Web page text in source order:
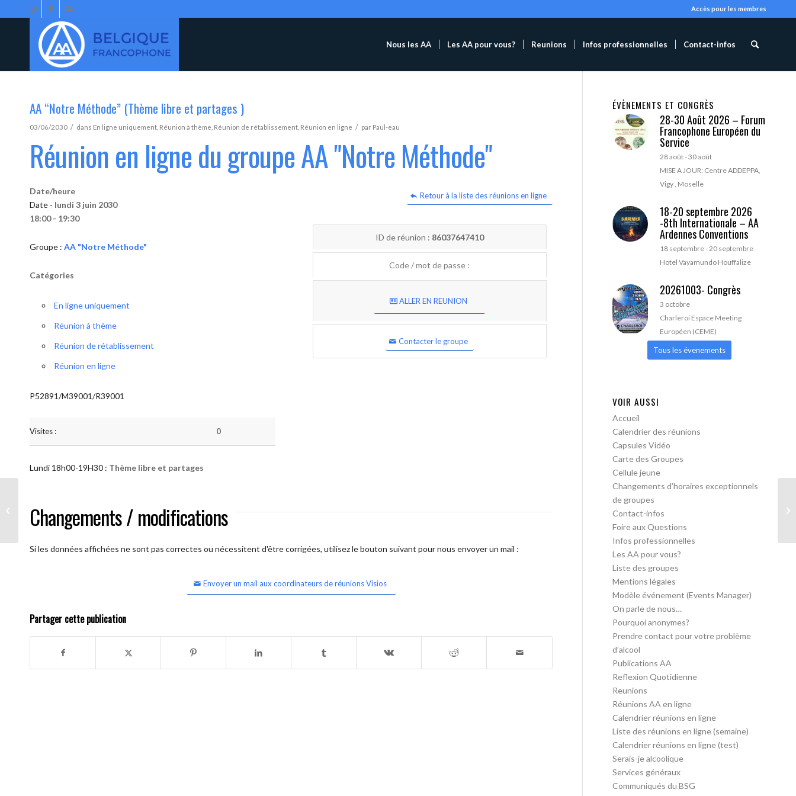
Accès pour les membres
Nous les AA Les AA pour vous? Reunions Infos professionnelles Contact-infos
AA “Notre Méthode” (Thème libre et partages )
03/06/2030 / dans En ligne uniquement Réunion à thème Réunion de rétablissement Réunion en ligne / par Paul-eau
Réunion en ligne du groupe AA "Notre Méthode"
Retour à la liste des réunions en ligne
Date/heure
Date - lundi 3 juin 2030
18:00 - 19:30
Groupe : AA "Notre Méthode"
Catégories
En ligne uniquement
Réunion à thème
Réunion de rétablissement
Réunion en ligne
P52891/M39001/R39001
Visites : 0
ID de réunion : 86037647410
Code / mot de passe :
ALLER EN REUNION
Contacter le groupe
Lundi 18h00-19H30 : Thème libre et partages
Changements / modifications
Si les données affichées ne sont pas correctes ou nécessitent d'être corrigées, utilisez le bouton suivant pour nous envoyer un mail :
Envoyer un mail aux coordinateurs de réunions Visios
Partager cette publication
ÉVÈNEMENTS ET CONGRÈS
28-30 Août 2026 – Forum
Francophone Européen du
Service
28 août-30 août
MISE A JOUR: Centre ADDEPPA,
Vigy , Moselle
18-20 septembre 2026
-8th Internationale – AA
Ardennes Conventions
18 septembre-20 septembre
Hotel Vayamundo Houffalize
20261003- Congrès
3 octobre
Charleroi Espace Meeting
Européen (CEME)
Tous les évenements
VOIR AUSSI
Accueil
Calendrier des réunions
Capsules Vidéo
Carte des Groupes
Cellule jeune
Changements d’horaires exceptionnels
de groupes
Contact-infos
Foire aux Questions
Infos professionnelles
Les AA pour vous?
Liste des groupes
Mentions légales
Modèle événement (Events Manager)
On parle de nous…
Pourquoi anonymes?
Prendre contact pour votre problème
d’alcool
Publications AA
Reflexion Quotidienne
Reunions
Réunions AA en ligne
Calendrier réunions en ligne
Liste des réunions en ligne (semaine)
Calendrier réunions en ligne (test)
Serais-je alcoolique
Services généraux
Communiqués du BSG
partages )